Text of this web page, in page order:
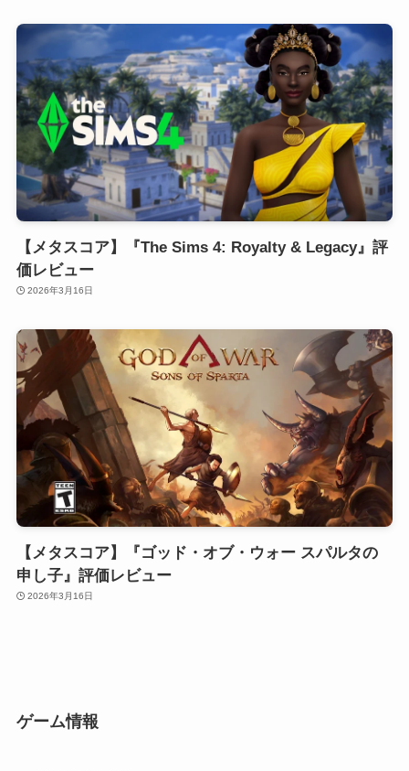
【メタスコア】『The Sims 4: Royalty & Legacy』評
価レビュー
2026年3月16日
【メタスコア】『ゴッド・オブ・ウォー スパルタの
申し子』評価レビュー
2026年3月16日
ゲーム情報